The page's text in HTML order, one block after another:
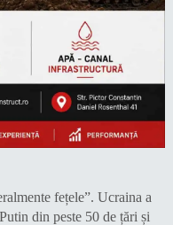
fețele”. Ucraina a
din peste 50 de țări și